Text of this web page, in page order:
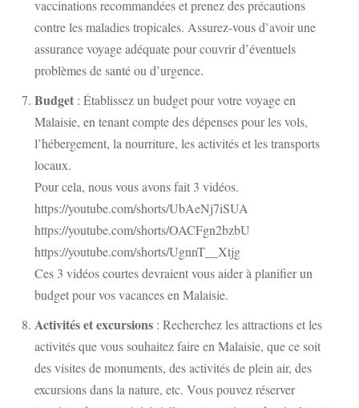
vaccinations recommandées et prenez des précautions
contre les maladies tropicales. Assurez-vous d’avoir une
assurance voyage adéquate pour couvrir d’éventuels
problèmes de santé ou d’urgence.
Budget : Établissez un budget pour votre voyage en
Malaisie, en tenant compte des dépenses pour les vols,
l’hébergement, la nourriture, les activités et les transports
locaux.
Pour cela, nous vous avons fait 3 vidéos.
https://youtube.com/shorts/UbAeNj7iSUA
https://youtube.com/shorts/OACFgn2bzbU
https://youtube.com/shorts/UgnnT__Xtjg
Ces 3 vidéos courtes devraient vous aider à planifier un
budget pour vos vacances en Malaisie.
Activités et excursions : Recherchez les attractions et les
activités que vous souhaitez faire en Malaisie, que ce soit
des visites de monuments, des activités de plein air, des
excursions dans la nature, etc. Vous pouvez réserver